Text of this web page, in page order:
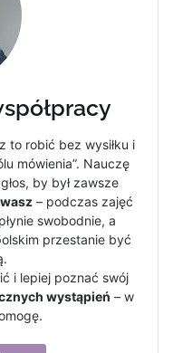
to robić bez wysiłku i
mówienia”. Nauczę
by był zawsze
– podczas zajęć
swobodnie, a
przestanie być
i lepiej poznać swój
wystąpień – w